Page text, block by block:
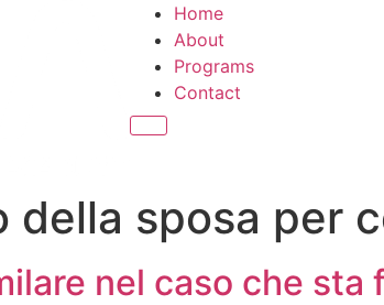
Home
About
Programs
Contact
Hamburger Toggle Menu
della sposa per
nel caso che